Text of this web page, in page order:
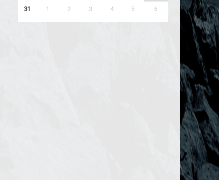
31 1 2 3 4 5 6